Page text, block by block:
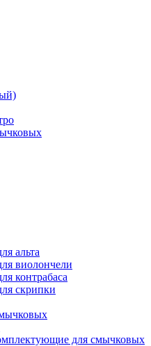
альта
виолончели
контрабаса
скрипки
для смычковых